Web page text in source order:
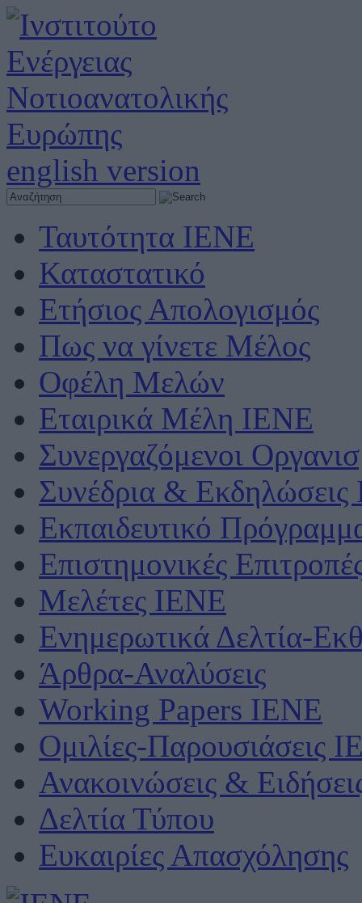
english version
Ταυτότητα ΙΕΝΕ
Καταστατικό
Ετήσιος Απολογισμός
Πως να γίνετε Μέλος
Οφέλη Μελών
Εταιρικά Μέλη ΙΕΝΕ
Συνεργαζόμενοι
Συνέδρια &
Εκπαιδευτικό
Επιστημονικές
Μελέτες ΙΕΝΕ
Ενημερωτικά Δελτία-
Άρθρα-Αναλύσεις
Working Papers IENE
Ομιλίες-Παρουσιάσεις
Ανακοινώσεις &
Δελτία Τύπου
Ευκαιρίες Απασχόλησης